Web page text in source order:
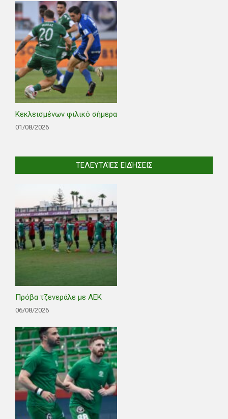
Κεκλεισμένων φιλικό σήμερα
01/08/2026
ΤΕΛΕΥΤΑΊΕΣ ΕΙΔΉΣΕΙΣ
Πρόβα τζενεράλε με ΑΕΚ
06/08/2026